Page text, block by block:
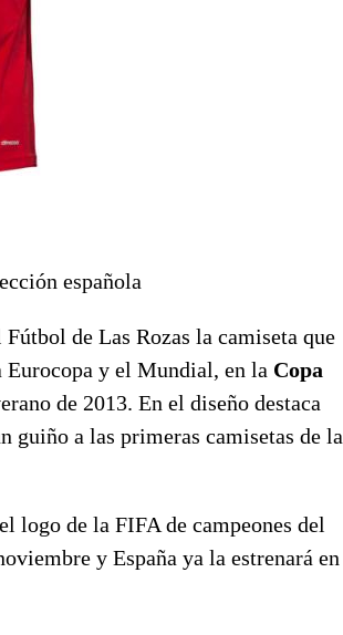
española
de Las Rozas la camiseta que
Eurocopa y el Mundial, en la Copa
de 2013. En el diseño destaca
guiño a las primeras camisetas de la
logo de la FIFA de campeones del
y España ya la estrenará en